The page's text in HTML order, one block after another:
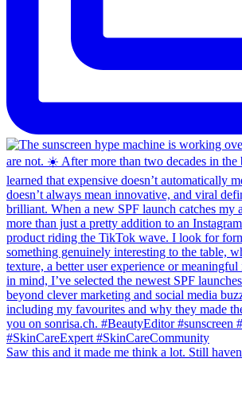
Saw this and it made me think a lot. Still haven